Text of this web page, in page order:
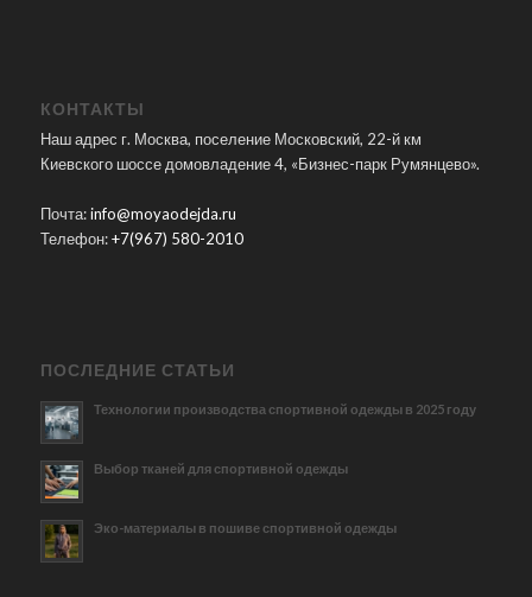
КОНТАКТЫ
Наш адрес г. Москва, поселение Московский, 22-й км
Киевского шоссе домовладение 4, «Бизнес-парк Румянцево».
Почта:info@moyaodejda.ru
Телефон:+7(967) 580-2010
ПОСЛЕДНИЕ СТАТЬИ
Технологии производства спортивной одежды в 2025 году
Выбор тканей для спортивной одежды
Эко-материалы в пошиве спортивной одежды